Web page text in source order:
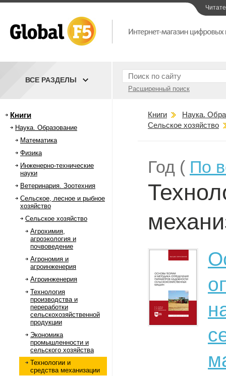
Расширенный поиск
ВСЕ РАЗДЕЛЫ
Книги
Наука. Образование
Математика
Физика
Инженерно-технические
науки
Ветеринария. Зоотехния
Сельское, лесное и рыбное
хозяйство
Сельское хозяйство
Агрохимия,
агроэкология и
почвоведение
Агрономия и
агроинженерия
Агроинженерия
Технология
производства и
переработки
сельскохозяйственной
продукции
Экономика
промышленности и
сельского хозяйства
Технологии и
средства механизации
Книги
Наука.
Сельское хозяйство
Год ( По